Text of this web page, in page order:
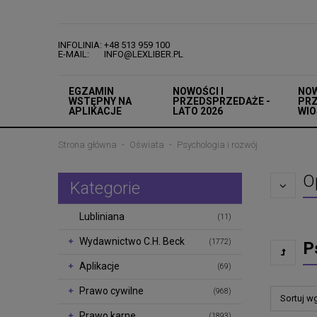
INFOLINIA: +48 513 959 100
E-MAIL: INFO@LEXLIBER.PL
EGZAMIN
WSTĘPNY NA
APLIKACJE
NOWOŚCI I
PRZEDSPRZEDAŻE -
LATO 2026
Strona główna Oświata Psychologia i rozwój
Kategorie
Lubliniana (11)
Wydawnictwo C.H. Beck (1772)
Aplikacje (69)
Prawo cywilne (968)
Sortuj